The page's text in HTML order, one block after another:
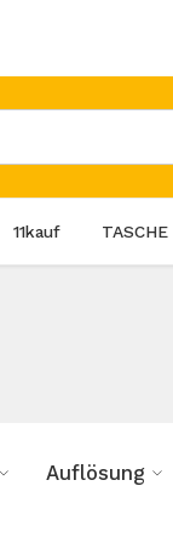
11kauf TASCHE
Auflösung